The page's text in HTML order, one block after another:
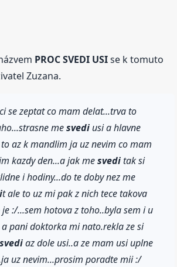
PROC SVEDI USIse k tomuto
Zuzana.
se zeptat co mam delat...trva to
mesvedi usi a hlavne
az k mandlim ja uz nevim co mam
kazdy den...a jak mesveditak si
i hodiny...do te doby nez me
t ale to uz mi pak z nich tece takova
:/...sem hotova z toho..byla sem i u
pani doktorka mi nato.rekla ze si
svediaz dole usi..a ze mam usi uplne
uz nevim...prosim poradte mii :/